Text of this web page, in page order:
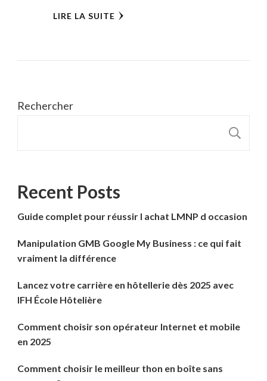
LIRE LA SUITE
Rechercher
Recent Posts
Guide complet pour réussir l achat LMNP d occasion
Manipulation GMB Google My Business : ce qui fait
vraiment la différence
Lancez votre carrière en hôtellerie dès 2025 avec
IFH École Hôtelière
Comment choisir son opérateur Internet et mobile
en 2025
Comment choisir le meilleur thon en boîte sans